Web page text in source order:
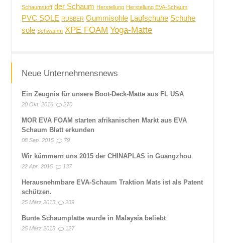
Schaumstoff der Schaum Herstellung Herstellung EVA-Schaum
PVC SOLE RUBBER Gummisohle Laufschuhe Schuhe
sole Schwamm XPE FOAM Yoga-Matte
Neue Unternehmensnews
Ein Zeugnis für unsere Boot-Deck-Matte aus FL USA
20 Okt. 2016 270
MOR EVA FOAM starten afrikanischen Markt aus EVA
Schaum Blatt erkunden
08 Sep. 2015 79
Wir kümmern uns 2015 der CHINAPLAS in Guangzhou
22 Apr. 2015 137
Herausnehmbare EVA-Schaum Traktion Mats ist als Patent
schützen.
25 März 2015 239
Bunte Schaumplatte wurde in Malaysia beliebt
25 März 2015 127